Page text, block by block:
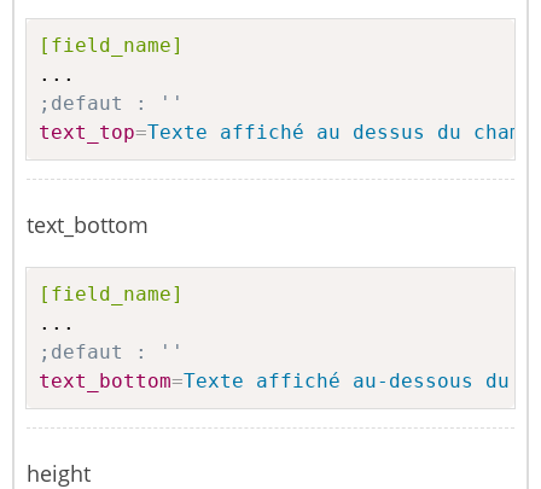
[field_name]
;defaut : ''
text_top=Texte affiché au dessus du champ
text_bottom
[field_name]
;defaut : ''
text_bottom=Texte affiché au-dessous du
height